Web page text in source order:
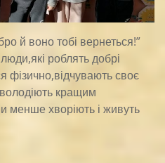
й воно тобі вернеться!”
роблять добрі
фізично,відчувають своє
кращим
менше хворіють і живуть